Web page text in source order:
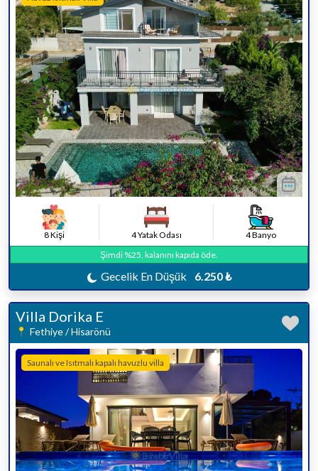
8 Kişi 4 Yatak Odası
4 Banyo
Şimdi %25, kalanını kapıda öde.
Gecelik En Düşük 6.250 ₺
Villa Dorika E
Fethiye / Hisarönü
Saunalı ve Isıtmalı kapalı havuzlu villa